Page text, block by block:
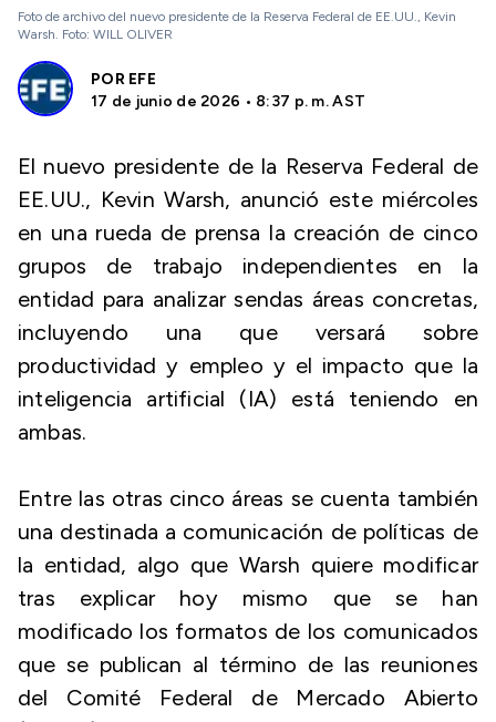
Foto de archivo del nuevo presidente de la Reserva Federal de EE.UU., Kevin
Warsh. Foto: WILL OLIVER
POR EFE
17 de junio de 2026 • 8:37 p. m. AST
El nuevo presidente de la Reserva Federal de
EE.UU., Kevin Warsh, anunció este miércoles
en una rueda de prensa la creación de cinco
grupos de trabajo independientes en la
entidad para analizar sendas áreas concretas,
incluyendo una que versará sobre
productividad y empleo y el impacto que la
inteligencia artificial (IA) está teniendo en
ambas.
Entre las otras cinco áreas se cuenta también
una destinada a comunicación de políticas de
la entidad, algo que Warsh quiere modificar
tras explicar hoy mismo que se han
modificado los formatos de los comunicados
que se publican al término de las reuniones
del Comité Federal de Mercado Abierto